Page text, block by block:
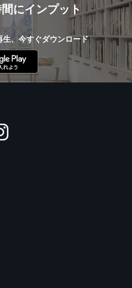
にインプット
、今すぐダウンロード